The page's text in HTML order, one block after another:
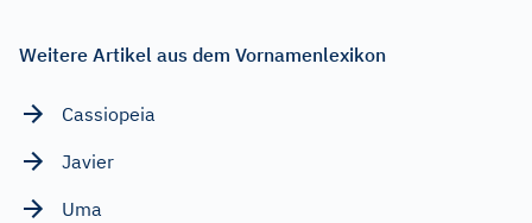
Weitere Artikel aus dem Vornamenlexikon
Cassiopeia
Javier
Uma